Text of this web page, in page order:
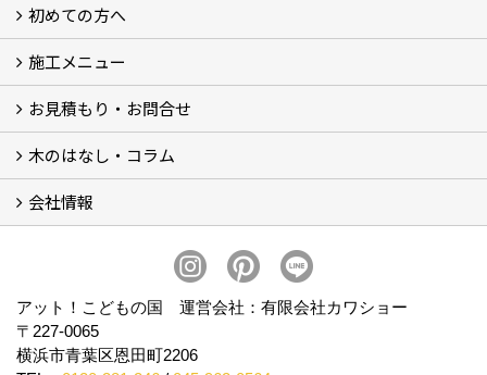
おしゃれに収納、相談会
ジャストサイズ収納、1cm毎に自由自在
ジャストサイズ収納、作品集
ジャストサイズ収納、価格11.000～
ジャストサイズ収納、Before・After
ジャストサイズ収納、カラー
好きっ！を飾る、ラックオン収納
サーファーへ、RACK ON収納surf
初めての方へ
打合せ・施工の流れ
施工メニュー
Garege Deck～ガレージデッキ
Wood Deck～ウッドデッキ・フェンス
Garege Roof～ガレージ屋根・趣味の基地ハウス
Order Exterior～オーダーメイド外構
Order Table～オーダーメイド装飾・テーブル
Resort Style～リゾートスタイルリフォーム
お見積もり・お問合せ
フォームで問い合わせる
LINEで概算見積り
木のはなし・コラム
木のはなし (5)
コラム
会社情報
プライバシーポリシー
アット！こどもの国 運営会社：有限会社カワショー
〒227-0065
横浜市青葉区恩田町2206